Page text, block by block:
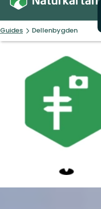
Guides Dellenbygden